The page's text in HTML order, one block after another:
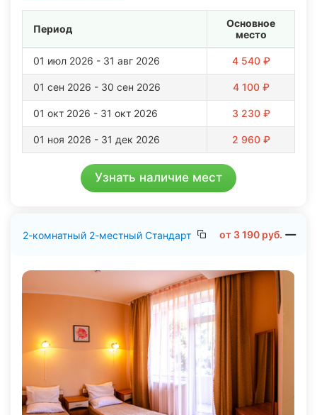
Территория закрытая, охраняемая, с теплыми крытыми
переходами между корпусами зимой — особенно
удобно для пожилых людей и тех, кто избегает
сквозняков.
Период
Основное
место
01 июл 2026 - 31 авг 2026 4 540 ₽
01 сен 2026 - 30 сен 2026 4 100 ₽
01 окт 2026 - 31 окт 2026 3 230 ₽
01 ноя 2026 - 31 дек 2026 2 960 ₽
Узнать наличие мест
2-комнатный 2-местный Стандарт от 3 190 руб.